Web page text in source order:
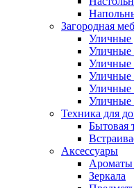
Загородная
Уличные
Уличные
Уличные
Уличные
Уличные
Уличные
Техника для
Бытовая
Аксессуары
Ароматы
Зеркала